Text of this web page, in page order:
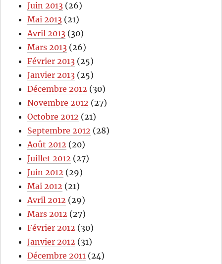
Juin 2013 (26)
Mai 2013 (21)
Avril 2013 (30)
Mars 2013 (26)
Février 2013 (25)
Janvier 2013 (25)
Décembre 2012 (30)
Novembre 2012 (27)
Octobre 2012 (21)
Septembre 2012 (28)
Août 2012 (20)
Juillet 2012 (27)
Juin 2012 (29)
Mai 2012 (21)
Avril 2012 (29)
Mars 2012 (27)
Février 2012 (30)
Janvier 2012 (31)
Décembre 2011 (24)